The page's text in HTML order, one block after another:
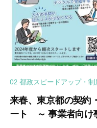
02 都政スピードアップ・制
来春、東京都の契約
ート ～ 事業者向け